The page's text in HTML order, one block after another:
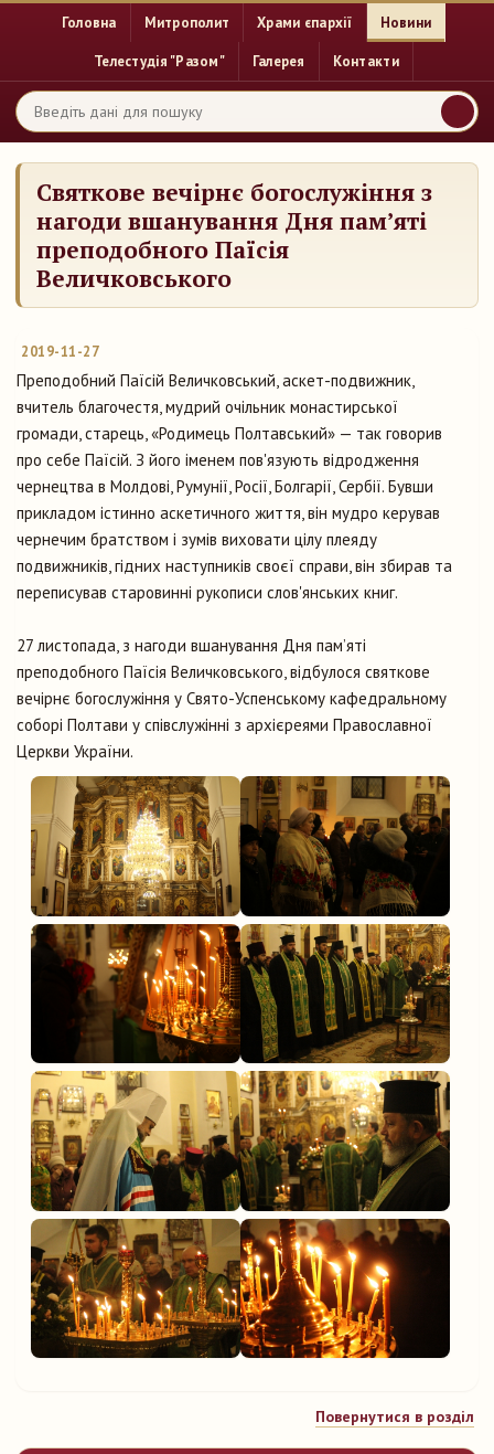
Головна Митрополит Храми єпархії Новини
Телестудія "Разом" Галерея Контакти
Святкове вечірнє богослужіння з
нагоди вшанування Дня пам’яті
преподобного Паїсія
Величковського
2019-11-27
Преподобний Паїсій Величковський, аскет-подвижник,
вчитель благочестя, мудрий очільник монастирської
громади, старець, «Родимець Полтавський» — так говорив
про себе Паїсій. З його іменем пов'язують відродження
чернецтва в Молдові, Румунії, Росії, Болгарії, Сербії. Бувши
прикладом істинно аскетичного життя, він мудро керував
чернечим братством і зумів виховати цілу плеяду
подвижників, гідних наступників своєї справи, він збирав та
переписував старовинні рукописи слов'янських книг.
27 листопада, з нагоди вшанування Дня пам’яті
преподобного Паїсія Величковського, відбулося святкове
вечірнє богослужіння у Свято-Успенському кафедральному
соборі Полтави у співслужінні з архієреями Православної
Церкви України.
Повернутися в розділ